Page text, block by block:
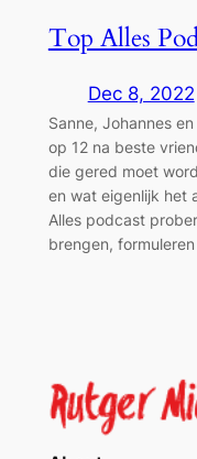
Top Alles
Dec 8, 2022
Sanne, Johannes
op 12 na beste
die gered moet
en wat eigenlijk het
Alles podcast
brengen,